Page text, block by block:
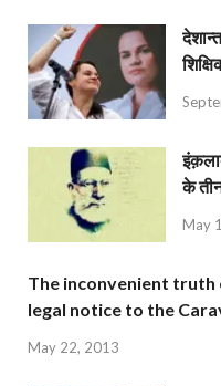
के
May
The inconvenient truth
legal notice to the
May 22, 2013